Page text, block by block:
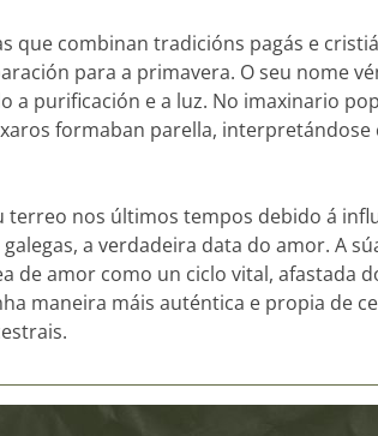
que combinan tradicións pagás e
para a primavera. O seu nome
a purificación e a luz. No imaxinario
formaban parella,
terreo nos últimos tempos debido á
a verdadeira data do amor. A
de amor como un ciclo vital, afastada
maneira máis auténtica e propia de